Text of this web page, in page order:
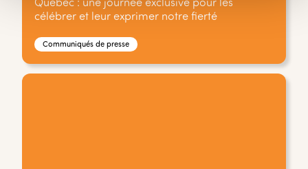
célébrer et leur exprimer notre fierté
Communiqués de presse